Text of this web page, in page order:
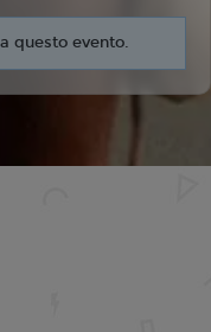
questo evento.